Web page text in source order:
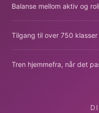
Balanse mellom aktiv og
Tilgang til over 750
Tren hjemmefra, når det